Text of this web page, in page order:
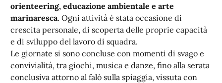
orienteering, educazione ambientale e arte
marinaresca. Ogni attività è stata occasione di
crescita personale, di scoperta delle proprie capacità
e di sviluppo del lavoro di squadra.
Le giornate si sono concluse con momenti di svago e
convivialità, tra giochi, musica e danze, fino alla serata
conclusiva attorno al falò sulla spiaggia, vissuta con